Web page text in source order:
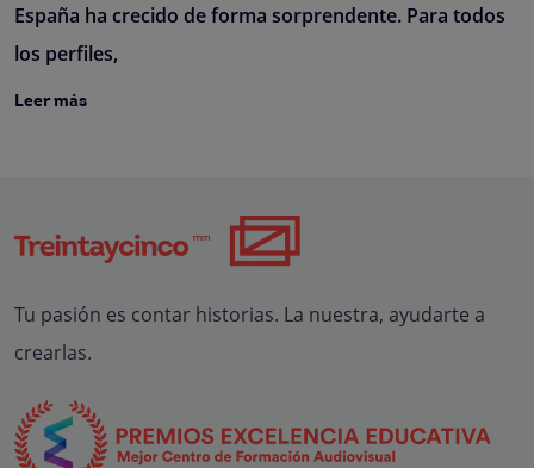
España ha crecido de forma sorprendente. Para todos
los perfiles,
Leer más
Tu pasión es contar historias. La nuestra, ayudarte a
crearlas.